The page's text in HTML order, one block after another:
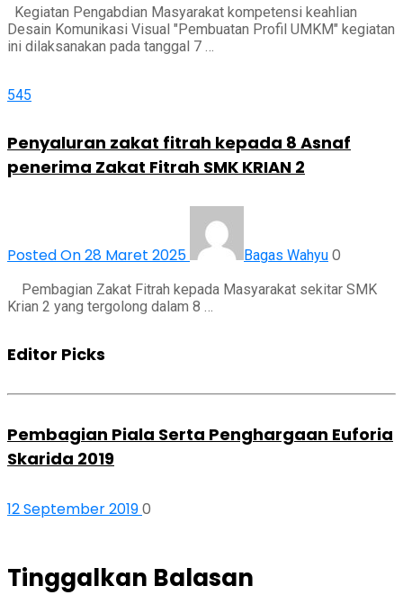
Kegiatan Pengabdian Masyarakat kompetensi keahlian
Desain Komunikasi Visual "Pembuatan Profil UMKM" kegiatan
ini dilaksanakan pada tanggal 7 …
545
Penyaluran zakat fitrah kepada 8 Asnaf
penerima Zakat Fitrah SMK KRIAN 2
Posted On 28 Maret 2025 Bagas Wahyu 0
Pembagian Zakat Fitrah kepada Masyarakat sekitar SMK
Krian 2 yang tergolong dalam 8 …
Editor Picks
Pembagian Piala Serta Penghargaan Euforia
Skarida 2019
12 September 20190
Tinggalkan Balasan